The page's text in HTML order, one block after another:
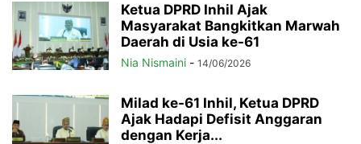
Ketua DPRD Inhil Ajak
Masyarakat Bangkitkan Marwah
Daerah di Usia ke-61
Nia Nismaini - 14/06/2026
Milad ke-61 Inhil, Ketua DPRD
Ajak Hadapi Defisit Anggaran
dengan Kerja...